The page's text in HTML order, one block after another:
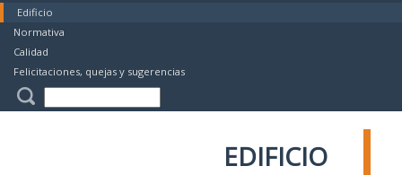
Edificio
Normativa
Calidad
Felicitaciones, quejas y sugerencias
EDIFICIO